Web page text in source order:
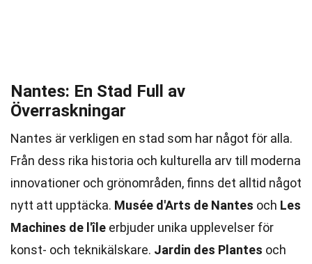
Nantes: En Stad Full av
Överraskningar
Nantes är verkligen en stad som har något för alla.
Från dess rika historia och kulturella arv till moderna
innovationer och grönområden, finns det alltid något
nytt att upptäcka. Musée d'Arts de Nantes och Les
Machines de l'île erbjuder unika upplevelser för
konst- och teknikälskare. Jardin des Plantes och